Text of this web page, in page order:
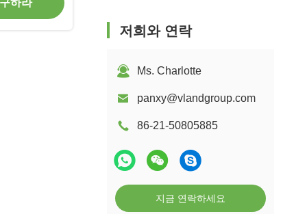
저희와 연락
Ms. Charlotte
panxy@vlandgroup.com
86-21-50805885
지금 연락하세요
하라